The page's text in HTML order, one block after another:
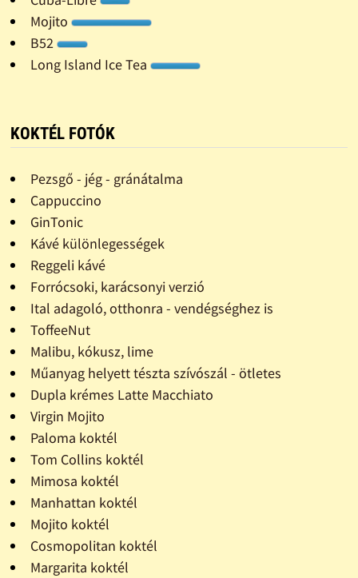
Mojito
B52
Long Island Ice Tea
KOKTÉL FOTÓK
Pezsgő - jég - gránátalma
Cappuccino
GinTonic
Kávé különlegességek
Reggeli kávé
Forrócsoki, karácsonyi verzió
Ital adagoló, otthonra - vendégséghez is
ToffeeNut
Malibu, kókusz, lime
Műanyag helyett tészta szívószál - ötletes
Dupla krémes Latte Macchiato
Virgin Mojito
Paloma koktél
Tom Collins koktél
Mimosa koktél
Manhattan koktél
Mojito koktél
Cosmopolitan koktél
Margarita koktél